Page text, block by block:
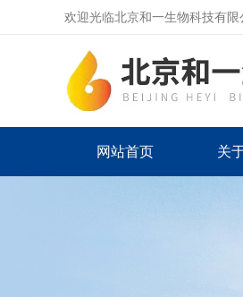
欢迎光临北京和一生物科技有限
网站首页 关